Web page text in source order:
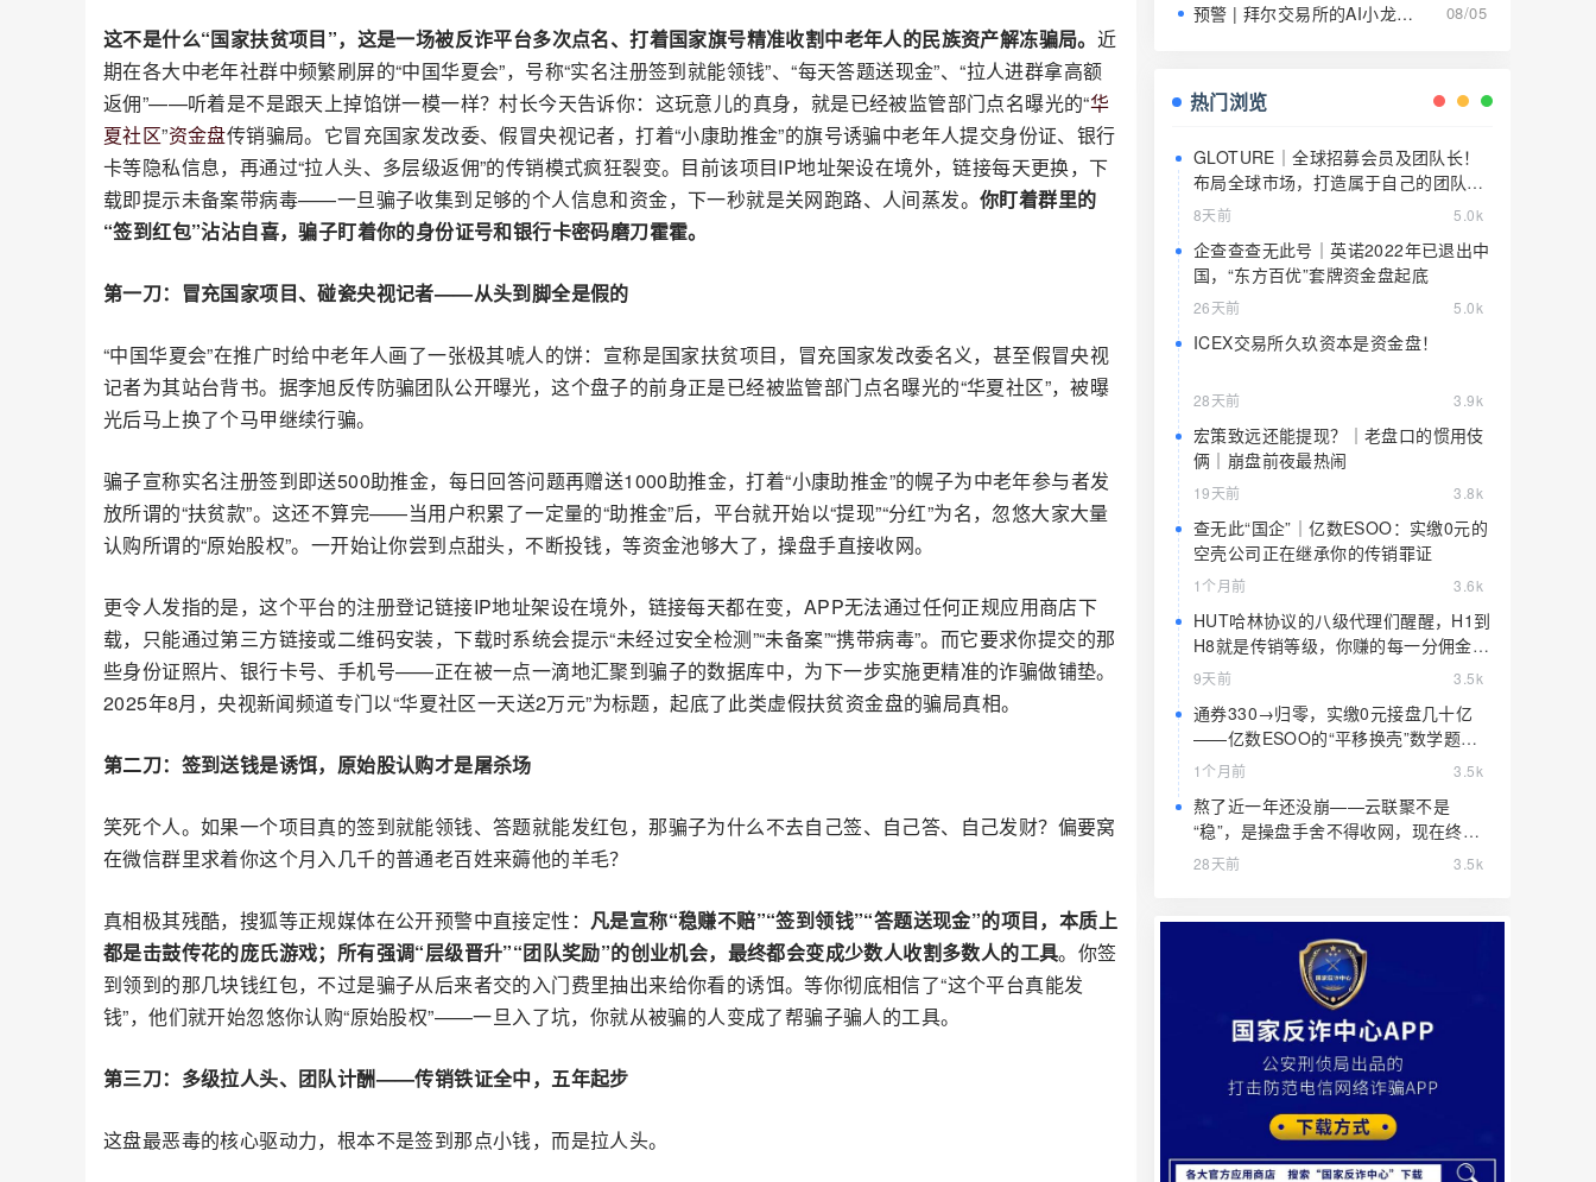
这不是什么“国家扶贫项目”，这是一场被反诈平台多次点名、打着国家旗号精准收割中老年人的民族资产解冻骗局。 近
期在各大中老年社群中频繁刷屏的“中国华夏会”，号称“实名注册签到就能领钱”、“每天答题送现金”、“拉人进群拿高额
返佣”——听着是不是跟天上掉馅饼一模一样？村长今天告诉你：这玩意儿的真身，就是已经被监管部门点名曝光的“华
夏社区”资金盘传销骗局。它冒充国家发改委、假冒央视记者，打着“小康助推金”的旗号诱骗中老年人提交身份证、银行
卡等隐私信息，再通过“拉人头、多层级返佣”的传销模式疯狂裂变。目前该项目IP地址架设在境外，链接每天更换，下
载即提示未备案带病毒——一旦骗子收集到足够的个人信息和资金，下一秒就是关网跑路、人间蒸发。 你盯着群里的
“签到红包”沾沾自喜，骗子盯着你的身份证号和银行卡密码磨刀霍霍。
第一刀：冒充国家项目、碰瓷央视记者——从头到脚全是假的
“中国华夏会”在推广时给中老年人画了一张极其唬人的饼：宣称是国家扶贫项目，冒充国家发改委名义，甚至假冒央视
记者为其站台背书。据李旭反传防骗团队公开曝光，这个盘子的前身正是已经被监管部门点名曝光的“华夏社区”，被曝
光后马上换了个马甲继续行骗。
骗子宣称实名注册签到即送500助推金，每日回答问题再赠送1000助推金，打着“小康助推金”的幌子为中老年参与者发
放所谓的“扶贫款”。这还不算完——当用户积累了一定量的“助推金”后，平台就开始以“提现”“分红”为名，忽悠大家大量
认购所谓的“原始股权”。一开始让你尝到点甜头，不断投钱，等资金池够大了，操盘手直接收网。
更令人发指的是，这个平台的注册登记链接IP地址架设在境外，链接每天都在变，APP无法通过任何正规应用商店下
载，只能通过第三方链接或二维码安装，下载时系统会提示“未经过安全检测”“未备案”“携带病毒”。而它要求你提交的那
些身份证照片、银行卡号、手机号——正在被一点一滴地汇聚到骗子的数据库中，为下一步实施更精准的诈骗做铺垫。
2025年8月，央视新闻频道专门以“华夏社区一天送2万元”为标题，起底了此类虚假扶贫资金盘的骗局真相。
第二刀：签到送钱是诱饵，原始股认购才是屠杀场
笑死个人。如果一个项目真的签到就能领钱、答题就能发红包，那骗子为什么不去自己签、自己答、自己发财？偏要窝
在微信群里求着你这个月入几千的普通老百姓来薅他的羊毛？
真相极其残酷，搜狐等正规媒体在公开预警中直接定性： 凡是宣称“稳赚不赔”“签到领钱”“答题送现金”的项目，本质上
都是击鼓传花的庞氏游戏；所有强调“层级晋升”“团队奖励”的创业机会，最终都会变成少数人收割多数人的工具。你签
到领到的那几块钱红包，不过是骗子从后来者交的入门费里抽出来给你看的诱饵。等你彻底相信了“这个平台真能发
钱”，他们就开始忽悠你认购“原始股权”——一旦入了坑，你就从被骗的人变成了帮骗子骗人的工具。
第三刀：多级拉人头、团队计酬——传销铁证全中，五年起步
这盘最恶毒的核心驱动力，根本不是签到那点小钱，而是拉人头。
预警 | 拜尔交易所的AI小龙虾就是9级传销的马甲，日息1.5%养肥了就该宰了 08/05
热门浏览
GLOTURE｜全球招募会员及团队长！
布局全球市场，打造属于自己的团队事
业，想增加收入？想打造团队？加入
8天前 5.0k
企查查查无此号｜英诺2022年已退出中
国，“东方百优”套牌资金盘起底
26天前 5.0k
ICEX交易所久玖资本是资金盘！
28天前 3.9k
宏策致远还能提现？｜老盘口的惯用伎
俩｜崩盘前夜最热闹
19天前 3.8k
查无此“国企”｜亿数ESOO：实缴0元的
空壳公司正在继承你的传销罪证
1个月前 3.6k
HUT哈林协议的八级代理们醒醒，H1到
H8就是传销等级，你赚的每一分佣金都
是赃款
9天前 3.5k
通券330→归零，实缴0元接盘几十亿
——亿数ESOO的“平移换壳”数学题，
算完就赶紧跑
1个月前 3.5k
熬了近一年还没崩——云联聚不是
“稳”，是操盘手舍不得收网，现在终于
要收了
28天前 3.5k